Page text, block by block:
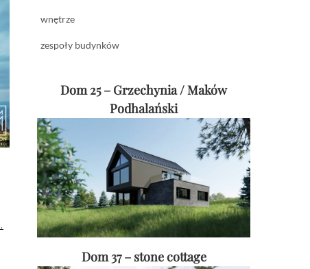
wnętrze
zespoły budynków
Dom 25 – Grzechynia / Maków
Podhalański
Dom 37 – stone cottage